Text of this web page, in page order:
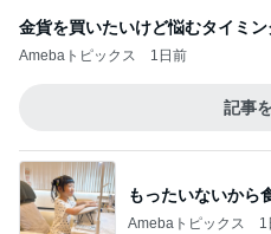
金貨を買いたいけど悩むタイミン
Amebaトピックス 1日前
記事
もったいないから
Amebaトピックス 1